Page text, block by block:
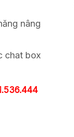
nâng
chat box